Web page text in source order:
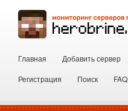
Главная Добавить сервер
Регистрация
Поиск FAQ